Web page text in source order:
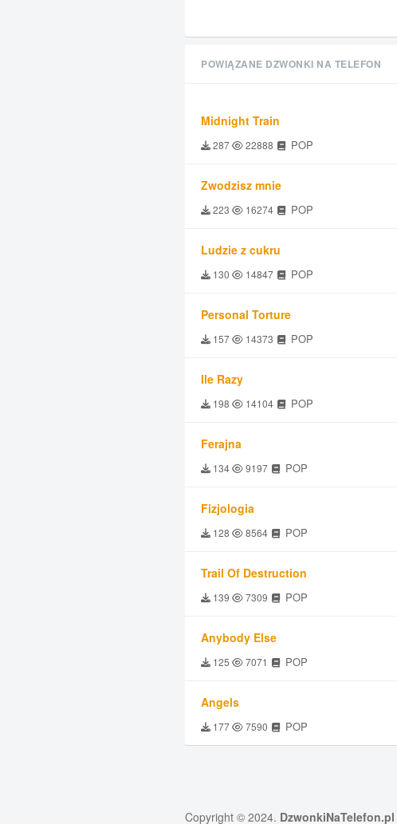
POWIĄZANE DZWONKI NA TELEFON
Midnight Train
287 22888 POP
Zwodzisz mnie
223 16274 POP
Ludzie z cukru
130 14847 POP
Personal Torture
157 14373 POP
Ile Razy
198 14104 POP
Ferajna
134 9197 POP
Fizjologia
128 8564 POP
Trail Of Destruction
139 7309 POP
Anybody Else
125 7071 POP
Angels
177 7590 POP
Copyright © 2024. DzwonkiNaTelefon.pl